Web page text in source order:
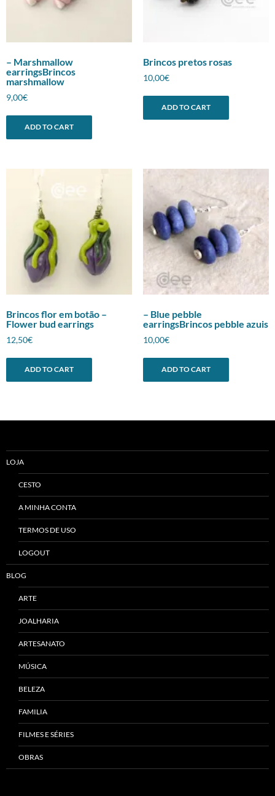
– Marshmallow
earringsBrincos
marshmallow
9,00€
ADD TO CART
Brincos pretos rosas
10,00€
ADD TO CART
Brincos flor em botão –
Flower bud earrings
12,50€
ADD TO CART
– Blue pebble
earringsBrincos pebble azuis
10,00€
ADD TO CART
LOJA
CESTO
A MINHA CONTA
TERMOS DE USO
LOGOUT
BLOG
ARTE
JOALHARIA
ARTESANATO
MÚSICA
BELEZA
FAMILIA
FILMES E SÉRIES
OBRAS